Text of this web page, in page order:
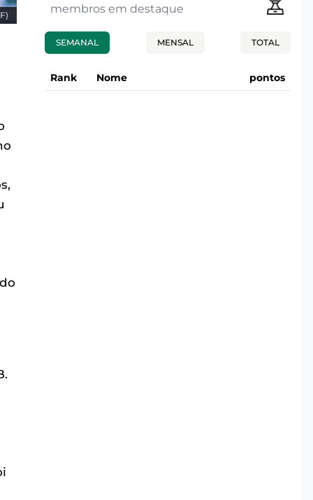
membros em destaque
SEMANAL MENSAL TOTAL
Rank Nome pontos